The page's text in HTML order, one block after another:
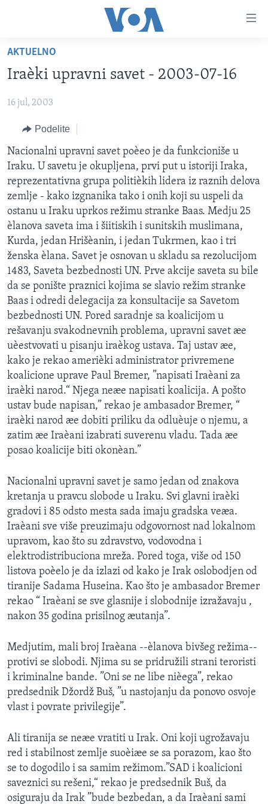
glavni
sadržaj
na
navigaciju
Idi
na
pretragu
NASLOVNA
AMERIKA
BALKAN
GLOBALNE TEME
EKONOMIJA
NAUKA I TEHNOLOGIJA
MEDICINA
KULTURA
DRUŠTVO
INTERVJU
TV PROGRAM
OTVORENI STUDIO
IZ AMERIKE
Learning English
PRATITE NAS
Jezici
AKTUELNO
Iraèki upravni savet - 2003-07-16
16 jul, 2003
Podelite
Nacionalni upravni savet poèeo je da funkcioniše u
Iraku. U savetu je okupljena, prvi put u istoriji Iraka,
reprezentativna grupa politièkih lidera iz raznih delova
zemlje - kako izgnanika tako i onih koji su uspeli da
ostanu u Iraku uprkos režimu stranke Baas. Medju 25
èlanova saveta ima i šiitiskih i sunitskih muslimana,
Kurda, jedan Hrišèanin, i jedan Tukrmen, kao i tri
ženska èlana. Savet je osnovan u skladu sa rezolucijom
1483, Saveta bezbednosti UN. Prve akcije saveta su bile
da se ponište praznici kojima se slavio režim stranke
Baas i odredi delegacija za konsultacije sa Savetom
bezbednosti UN. Pored saradnje sa koalicijom u
rešavanju svakodnevnih problema, upravni savet æe
uèestvovati u pisanju iraèkog ustava. Taj ustav æe,
kako je rekao amerièki administrator privremene
koalicione uprave Paul Bremer, ”napisati Iraèani za
iraèki narod.“ Njega neæe napisati koalicija. A pošto
ustav bude napisan,” rekao je ambasador Bremer, “
iraèki narod æe dobiti priliku da odluèuje o njemu, a
zatim æe Iraèani izabrati suverenu vladu. Tada æe
posao koalicije biti okonèan.”
Nacionalni upravni savet je samo jedan od znakova
kretanja u pravcu slobode u Iraku. Svi glavni iraèki
gradovi i 85 odsto mesta sada imaju gradska veæa.
Iraèani sve više preuzimaju odgovornost nad lokalnom
upravom, kao što su zdravstvo, vodovodna i
elektrodistribuciona mreža. Pored toga, više od 150
listova poèelo je da izlazi od kako je Irak oslobodjen od
tiranije Sadama Huseina. Kao što je ambasador Bremer
rekao “ Iraèani se sve glasnije i slobodnije izražavaju ,
nakon 35 godina prisilnog æutanja”.
Medjutim, mali broj Iraèana --èlanova bivšeg režima--
protivi se slobodi. Njima su se pridružili strani teroristi
i kriminalne bande. ”Oni se ne libe nièega”, rekao
predsednik Džordž Buš, ”u nastojanju da ponovo osvoje
vlast i povrate privilegije”.
Ali tiranija se neæe vratiti u Irak. Oni koji ugrožavaju
red i stabilnost zemlje suoèiæe se sa porazom, kao što
se to dogodilo i sa samim režimom.”SAD i koalicioni
saveznici su rešeni,“ rekao je predsednik Buš, da
osiguraju da Irak ”bude bezbedan, a da Iraèani sami